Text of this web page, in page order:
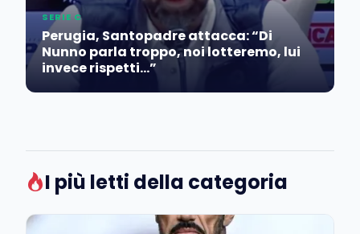
SERIE C
Perugia, Santopadre attacca: “Di
Nunno parla troppo, noi lotteremo, lui
invece rispetti…”
I più letti della categoria